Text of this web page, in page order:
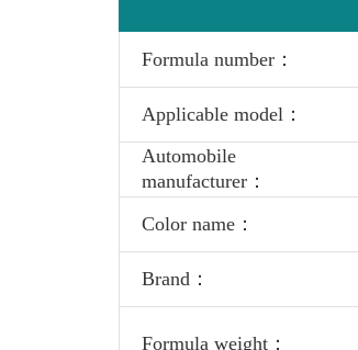
Formula number：
Applicable model：
Automobile
manufacturer：
Color name：
Brand：
Formula weight：